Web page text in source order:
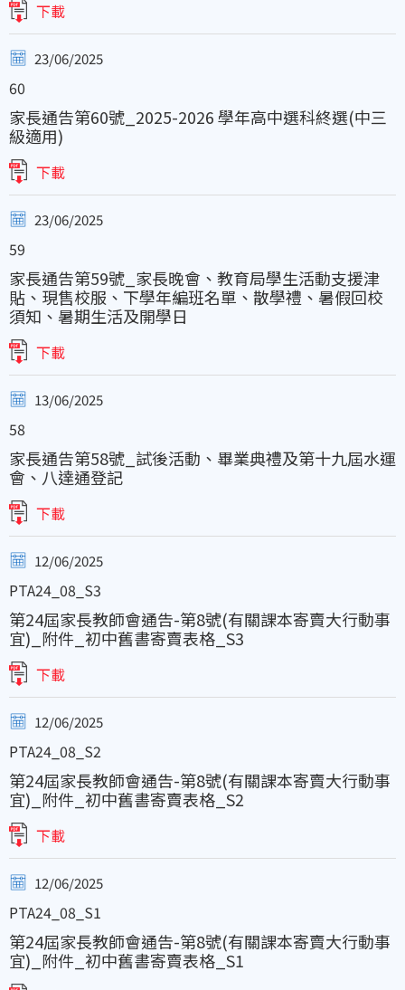
下載
23/06/2025
60
家長通告第60號_2025-2026 學年高中選科終選(中三
級適用)
下載
23/06/2025
59
家長通告第59號_家長晚會、教育局學生活動支援津
貼、現售校服、下學年編班名單、散學禮、暑假回校
須知、暑期生活及開學日
下載
13/06/2025
58
家長通告第58號_試後活動、畢業典禮及第十九屆水運
會、八達通登記
下載
12/06/2025
PTA24_08_S3
第24屆家長教師會通告-第8號(有關課本寄賣大行動事
宜)_附件_初中舊書寄賣表格_S3
下載
12/06/2025
PTA24_08_S2
第24屆家長教師會通告-第8號(有關課本寄賣大行動事
宜)_附件_初中舊書寄賣表格_S2
下載
12/06/2025
PTA24_08_S1
第24屆家長教師會通告-第8號(有關課本寄賣大行動事
宜)_附件_初中舊書寄賣表格_S1